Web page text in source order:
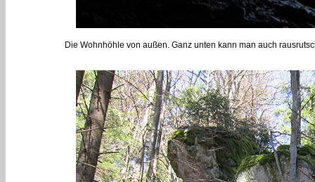
Die Wohnhöhle von außen. Ganz unten kann man auch